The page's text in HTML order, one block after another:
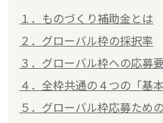
１．ものづくり補助金とは
２．グローバル枠の採択率
３．グローバル枠への応募
４．全枠共通の４つの「基本
５．グローバル枠応募ため